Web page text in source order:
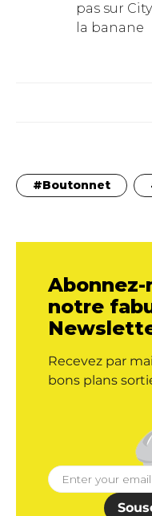
pas sur
la banane
Boutonnet
Abonnez-
notre
Recevez par
bons plans